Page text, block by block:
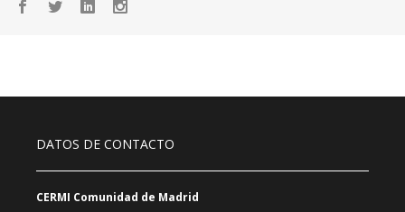
DATOS DE CONTACTO
CERMI Comunidad de Madrid